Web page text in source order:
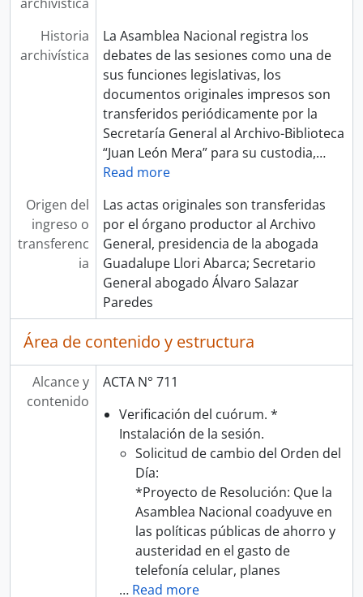
Historia
archivística
La Asamblea Nacional registra los
debates de las sesiones como una de
sus funciones legislativas, los
documentos originales impresos son
transferidos periódicamente por la
Secretaría General al Archivo-Biblioteca
“Juan León Mera” para su custodia,…
Read more
Origen del
ingreso o
transferenc
ia
Las actas originales son transferidas
por el órgano productor al Archivo
General, presidencia de la abogada
Guadalupe Llori Abarca; Secretario
General abogado Álvaro Salazar
Paredes
Área de contenido y estructura
Alcance y
contenido
ACTA N° 711
Verificación del cuórum. *
Instalación de la sesión.
Solicitud de cambio del Orden del
Día:
*Proyecto de Resolución: Que la
Asamblea Nacional coadyuve en
las políticas públicas de ahorro y
austeridad en el gasto de
telefonía celular, planes
… Read more